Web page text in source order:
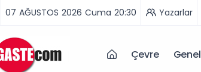
07 AĞUSTOS 2026 Cuma 20:30 Yazarlar
Çevre Genel